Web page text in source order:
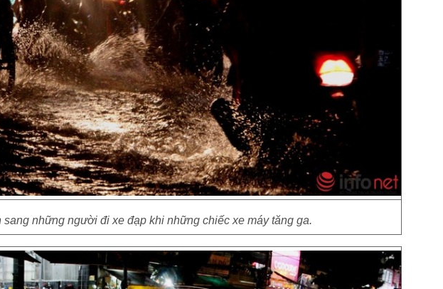
sang những người đi xe đạp khi những chiếc xe máy tăng ga.